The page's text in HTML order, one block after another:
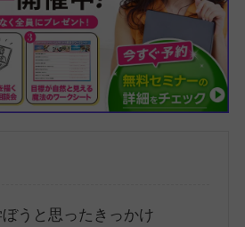
うと思ったきっかけ